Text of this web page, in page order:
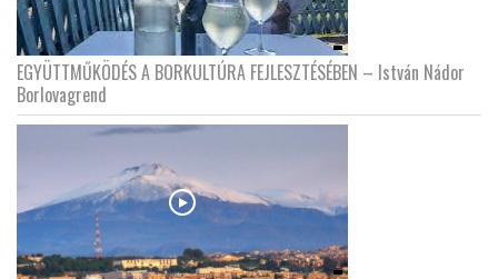
EGYÜTTMŰKÖDÉS A BORKULTÚRA FEJLESZTÉSÉBEN – István Nádor
Borlovagrend